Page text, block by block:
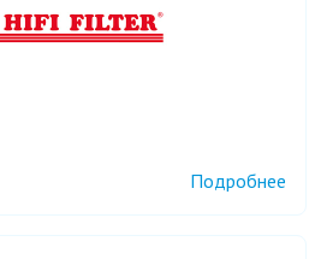
Подробнее